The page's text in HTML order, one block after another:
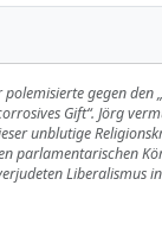
polemisierte gegen den
Gift“. Jörg
unblutige
parlamentarischen
Liberalismus